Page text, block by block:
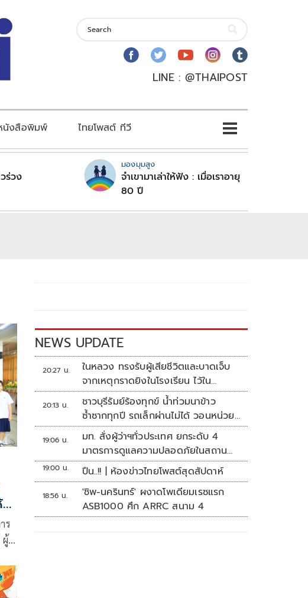
LINE : @THAIPOST
นังสือพิมพ์ ไทยโพสต์ ทีวี
ร่วง
มองมุมสูง
จำเขามาเล่าให้ฟัง : เมื่อเราอายุ
80 ปี
ร
ผู้
NEWS UPDATE
20:27 น.
ในหลวง ทรงรับผู้เสียชีวิตและบาดเจ็บ
จากเหตุกราดยิงในโรงเรียน ไว้ใน
พระบรมราชานุเคราะห์
20:13 น.
ชาวบุรีรัมย์ร้องทุกข์ น้ำท่วมนาข้าว
ซ้ำซากทุกปี รถเล็กผ่านไม่ได้ วอนหน่วย
งานเร่งแก้ไข
19:06 น.
มท. สั่งผู้ว่าฯทั่วประเทศ ยกระดับ 4
มาตรการดูแลความปลอดภัยในสถาน
ศึกษา
19:00 น. ปืน..!! | ห้องข่าวไทยโพสต์สุดสัปดาห์
18:56 น.
'ชิพ-นครินทร์' ผงาดโพเดียมเรซแรก
ASB1000 ศึก ARRC สนาม 4